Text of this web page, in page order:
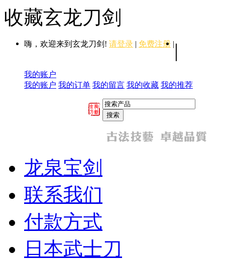
收藏玄龙刀剑
嗨，欢迎来到玄龙刀剑! 请登录 | 免费注册 | |
我的账户
我的账户 我的订单 我的留言 我的收藏 我的推荐
龙泉宝剑
联系我们
付款方式
日本武士刀